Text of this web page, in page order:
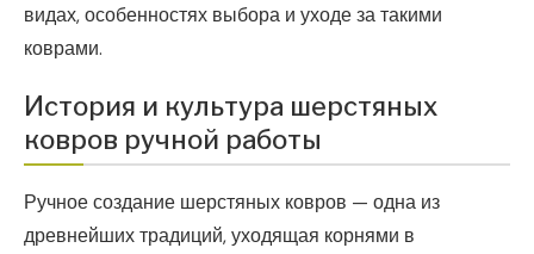
видах, особенностях выбора и уходе за такими
коврами.
История и культура шерстяных
ковров ручной работы
Ручное создание шерстяных ковров — одна из
древнейших традиций, уходящая корнями в